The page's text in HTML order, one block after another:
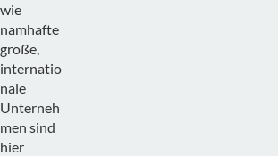
wie
namhafte
große,
internatio
nale
Unterneh
men sind
hier